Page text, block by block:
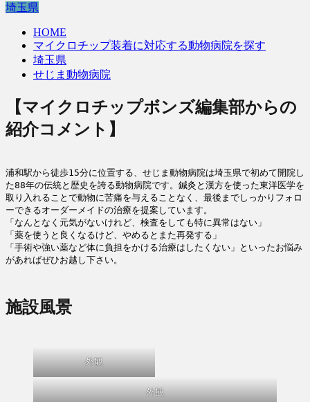
埼玉県
HOME
マイクロチップ装着に対応する動物病院を探す
埼玉県
せじま動物病院
【マイクロチップボンズ編集部からの
紹介コメント】
浦和駅から徒歩15分に位置する、せじま動物病院は埼玉県で初めて開院し
た88年の伝統と歴史を誇る動物病院です。鍼灸と漢方を使った東洋医学を
取り入れることで動物に苦痛を与えることなく、最後までしっかりフォロ
ーできるオーダーメイドの治療を提案しています。
「なんとなく元気がないけれど、検査をしても特に異常はない」
「薬を使うと良くなるけど、やめるとまた再発する」
「手術や強い薬など体に負担をかける治療はしたくない」といったお悩み
があればぜひお越し下さい。
施設風景
外観
外観